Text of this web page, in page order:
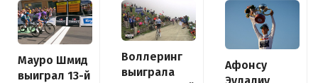
Мауро Шмид
выиграл 13-й
Воллеринг
выиграла
Афонсу